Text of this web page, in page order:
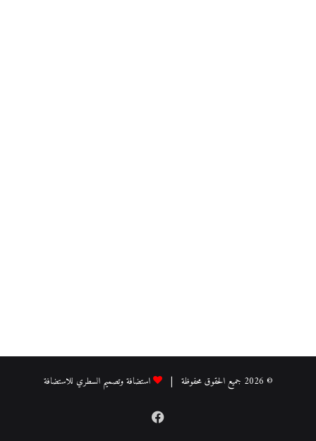
© 2026 جميع الحقوق محفوظة | استضافة وتصميم السطري للاستضافة
فيسبوك